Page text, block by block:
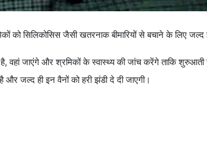
को सिलिकोसिस जैसी खतरनाक बीमारियों से बचाने के लिए
वहां जाएंगे और श्रमिकों के स्वास्थ्य की जांच करेंगे ताकि
और जल्द ही इन वैनों को हरी झंडी दे दी जाएगी।